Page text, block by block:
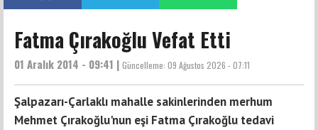
Fatma Çırakoğlu Vefat Etti
01 Aralık 2014 - 09:41 | Güncelleme: 09 Ağustos 2026 - 07:11
Şalpazarı-Çarlaklı mahalle sakinlerinden merhum
Mehmet Çırakoğlu'nun eşi Fatma Çırakoğlu tedavi